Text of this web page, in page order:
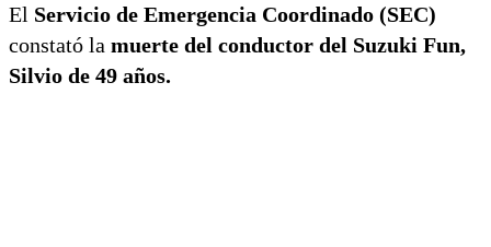
El Servicio de Emergencia Coordinado (SEC)
constató la muerte del conductor del Suzuki Fun,
Silvio de 49 años.